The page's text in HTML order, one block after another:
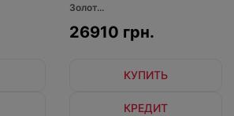
Золот...
26910 грн.
КУПИТЬ
КРЕДИТ